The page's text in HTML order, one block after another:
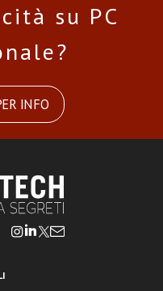
su PC
INFO